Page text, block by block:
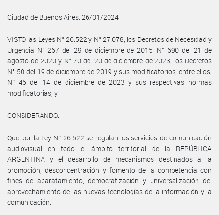
Ciudad de Buenos Aires, 26/01/2024
VISTO las Leyes N° 26.522 y N° 27.078, los Decretos de Necesidad y
Urgencia N° 267 del 29 de diciembre de 2015, N° 690 del 21 de
agosto de 2020 y N° 70 del 20 de diciembre de 2023, los Decretos
N° 50 del 19 de diciembre de 2019 y sus modificatorios, entre ellos,
N° 45 del 14 de diciembre de 2023 y sus respectivas normas
modificatorias, y
CONSIDERANDO:
Que por la Ley N° 26.522 se regulan los servicios de comunicación
audiovisual en todo el ámbito territorial de la REPÚBLICA
ARGENTINA y el desarrollo de mecanismos destinados a la
promoción, desconcentración y fomento de la competencia con
fines de abaratamiento, democratización y universalización del
aprovechamiento de las nuevas tecnologías de la información y la
comunicación.